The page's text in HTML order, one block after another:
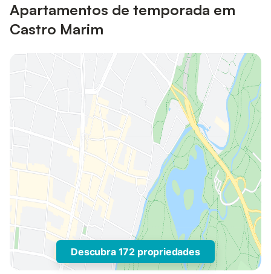
Apartamentos de temporada em
Castro Marim
Descubra 172 propriedades